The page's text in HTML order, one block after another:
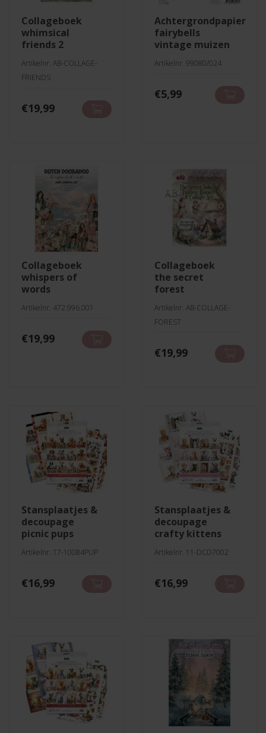
collageboek
whimsical
friends 2
Artikelnr. AB-COLLAGE-
FRIENDS
€19,99
achtergrondpapier
fairybells
vintage muizen
Artikelnr. 99080/024
€5,99
collageboek
whispers of
words
Artikelnr. 472.996.001
€19,99
collageboek
the secret
forest
Artikelnr. AB-COLLAGE-
FOREST
€19,99
stansplaatjes &
decoupage
picnic pups
Artikelnr. 17-10084PUP
€16,99
stansplaatjes &
decoupage
crafty kittens
Artikelnr. 11-DCD7002
€16,99